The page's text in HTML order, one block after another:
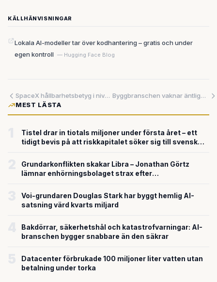
KÄLLHÄNVISNINGAR
Lokala AI-modeller tar över kodhantering – gratis och under
egen kontroll — Hugging Face Blog
SpaceX hållbarhetsbetyg i nivå med Ryssland efter invasionen – en konkret barriär mot institutionellt kapital
Byggbranschen vaknar äntligen – inbyggd AI och smart bildupptagning kan förändra hur projekt styrs och skyddas
MEST LÄSTA
Tistel drar in tiotals miljoner under första året – ett
tidigt bevis på att riskkapitalet söker sig till svensk
Grundarkonflikten skakar Libra – Jonathan Görtz
lämnar enhörningsbolaget strax efter
Voi-grundaren Douglas Stark har byggt hemlig AI-
satsning värd kvarts miljard
Bakdörrar, säkerhetshål och katastrofvarningar: AI-
branschen bygger snabbare än den säkrar
Datacenter förbrukade 100 miljoner liter vatten utan
betalning under torka